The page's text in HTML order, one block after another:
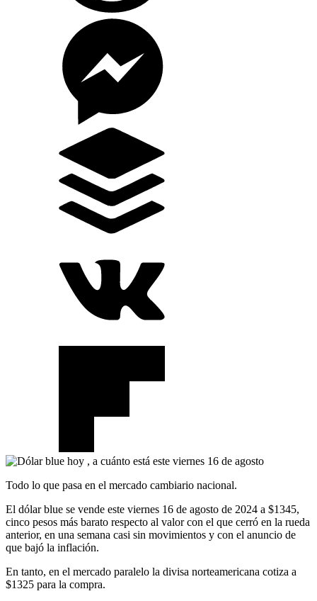
Todo lo que pasa en el mercado cambiario nacional.
El dólar blue se vende este viernes 16 de agosto de 2024 a $1345,
cinco pesos más barato respecto al valor con el que cerró en la rueda
anterior, en una semana casi sin movimientos y con el anuncio de
que bajó la inflación.
En tanto, en el mercado paralelo la divisa norteamericana cotiza a
$1325 para la compra.